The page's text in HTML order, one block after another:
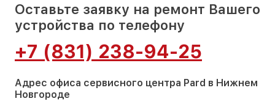
Оставьте заявку на ремонт Вашего
устройства по телефону
+7 (831) 238-94-25
Адрес офиса сервисного центра Pard в Нижнем
Новгороде